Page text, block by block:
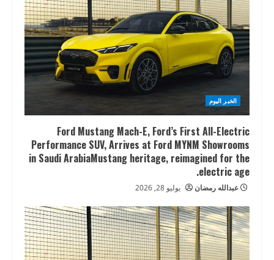
الخبر اليوم
Ford Mustang Mach-E, Ford’s First All-Electric
Performance SUV, Arrives at Ford MYNM Showrooms
in Saudi ArabiaMustang heritage, reimagined for the
electric age.
عبدالله رمضان يوليو 28, 2026